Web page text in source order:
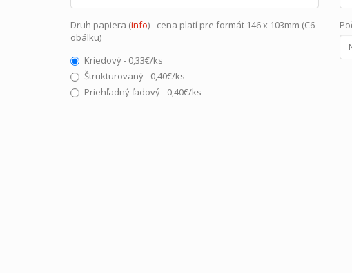
Druh papiera (info) - cena platí pre formát 146 x 103mm (C6
obálku)
Kriedový - 0,33€/ks
Štrukturovaný - 0,40€/ks
Priehľadný ľadový - 0,40€/ks